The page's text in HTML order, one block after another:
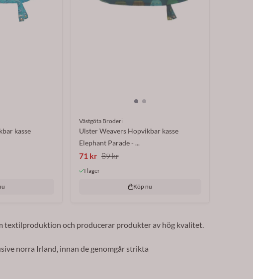
kasse
Västgöta Broderi
Ulster Weavers Hopvikbar kasse
Elephant Parade - ...
71 kr 89 kr
I lager
Köp nu
textilproduktion och producerar produkter av hög kvalitet.
norra Irland, innan de genomgår strikta